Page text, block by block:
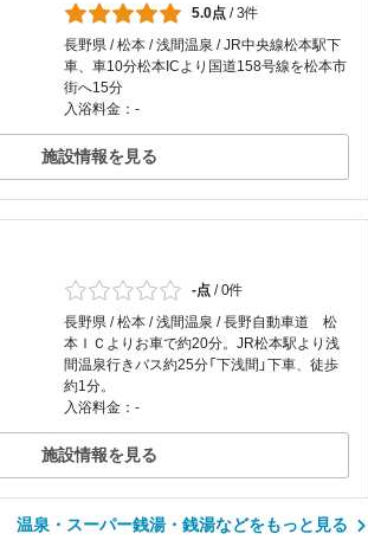
5.0点 /3件
長野県 / 松本 / 浅間温泉 / JR中央線松本駅下
車、車10分松本ICより国道158号線を松本市
街へ15分
入浴料金：-
施設情報を見る
-点 /0件
長野県 / 松本 / 浅間温泉 / 長野自動車道 松
本ＩＣよりお車で約20分。JR松本駅より浅
間温泉行きバス約25分「下浅間」下車、徒歩
約1分。
入浴料金：-
施設情報を見る
温泉・スーパー銭湯・銭湯などをもっと見る